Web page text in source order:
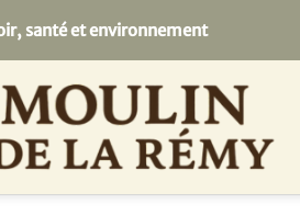
santé et environnement